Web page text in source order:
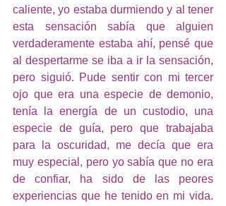
caliente, yo estaba durmiendo y al tener
esta sensación sabía que alguien
verdaderamente estaba ahí, pensé que
al despertarme se iba a ir la sensación,
pero siguió. Pude sentir con mi tercer
ojo que era una especie de demonio,
tenía la energía de un custodio, una
especie de guía, pero que trabajaba
para la oscuridad, me decía que era
muy especial, pero yo sabía que no era
de confiar, ha sido de las peores
experiencias que he tenido en mi vida.